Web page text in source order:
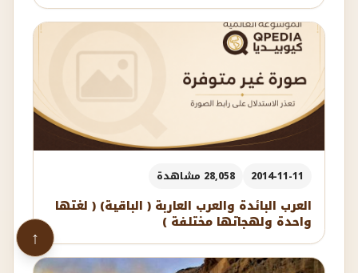
2014-11-11 28,058 مشاهدة
العرب البائدة والعرب العاربة ( الباقية) ( لغتها
واحدة ولهجاتها مختلفة )
↑